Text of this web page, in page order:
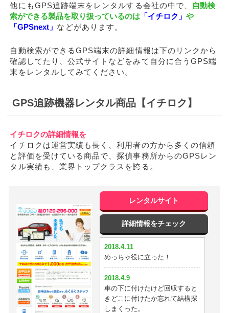
他にもGPS追跡端末をレンタルする会社の中で、
自動検
索ができる製品を取り扱っているのは 「イチロク」や
「GPSnext」 などがあります。
自動検索ができるGPS端末の詳細情報は下のリンクから
確認してたり、公式サイトなどをみて自分に合うGPS端
末をレンタルしてみてください。
GPS追跡機器レンタル商品【イチロク】
イチロクの詳細情報を
イチロクは運営実績も長く、利用者の方から多くの信頼
と評価を受けている商品で、探偵事務所からのGPSレン
タル実績も、業界トップクラスを誇る。
レンタルサイト
詳細情報をチェック
2018.4.11
めっちゃ役に立った！
2018.4.9
車の下に付けたけど回収すると
きどこに付けたか忘れて結構探
しまくった。